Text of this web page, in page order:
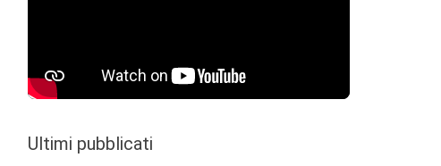
Ultimi pubblicati